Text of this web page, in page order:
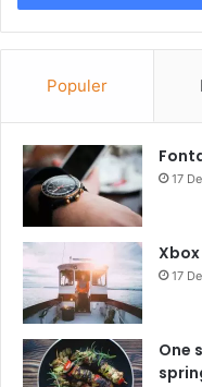
Populer
17
17
One